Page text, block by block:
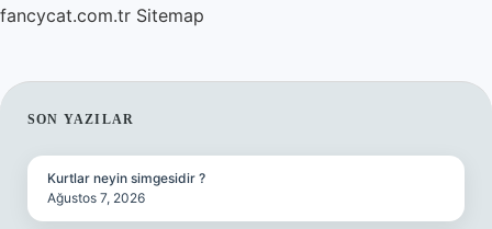
fancycat.com.tr Sitemap
SIDEBAR
SON YAZILAR
Kurtlar neyin simgesidir ?
Ağustos 7, 2026